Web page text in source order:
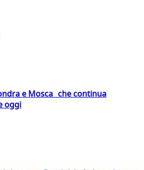
e Mosca che continua
oggi